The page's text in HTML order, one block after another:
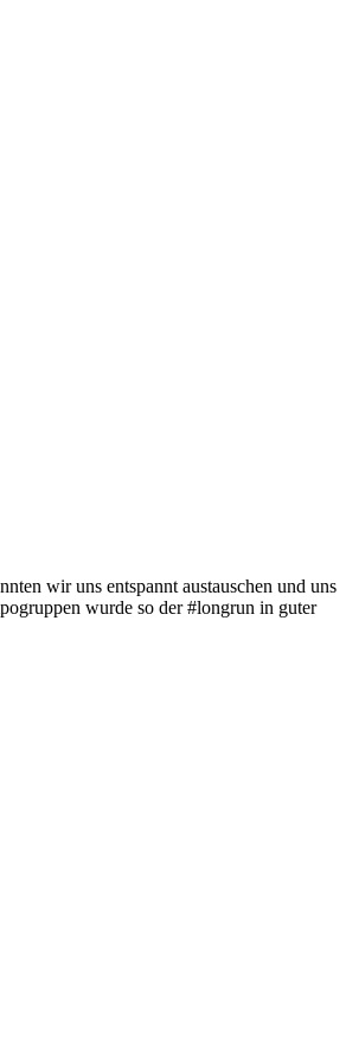
wir uns entspannt austauschen und uns
wurde so der #longrun in guter